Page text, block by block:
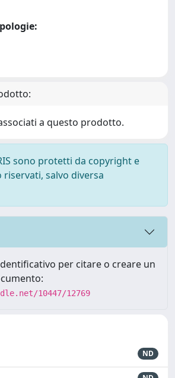
a questo prodotto.
sono protetti da copyright e
salvo diversa
per citare o creare un
10447/12769
ND